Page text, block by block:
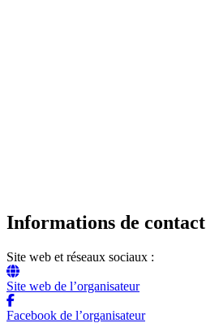
Informations de contact
Site web et réseaux sociaux :
Site web de l’organisateur
Facebook de l’organisateur